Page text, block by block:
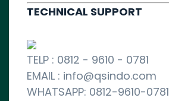
TECHNICAL SUPPORT
TELP : 0812 - 9610 - 0781
EMAIL : info@qsindo.com
WHATSAPP: 0812-9610-0781